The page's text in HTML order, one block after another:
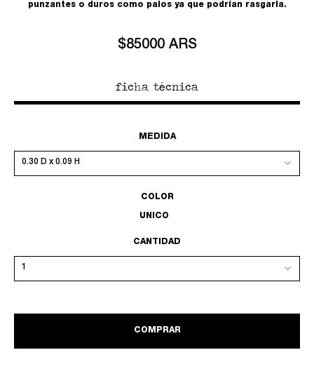
punzantes o duros como palos ya que podrían rasgarla.
$85000 ARS
ficha técnica
MEDIDA
COLOR
UNICO
CANTIDAD
COMPRAR